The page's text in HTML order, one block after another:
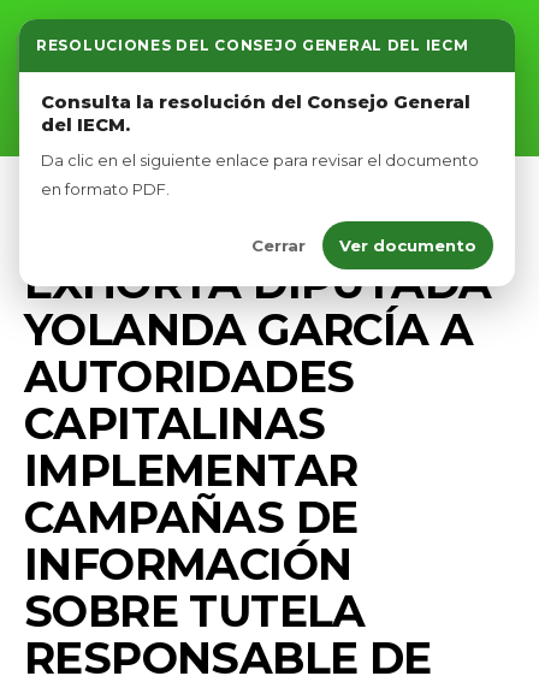
RESOLUCIONES DEL CONSEJO GENERAL DEL IECM
Consulta la resolución del Consejo General
del IECM.
Da clic en el siguiente enlace para revisar el documento
en formato PDF.
Cerrar Ver documento
Inicio
Nosotros
Afíliate
EXHORTA DIPUTADA
YOLANDA GARCÍA A
AUTORIDADES
CAPITALINAS
IMPLEMENTAR
CAMPAÑAS DE
INFORMACIÓN
SOBRE TUTELA
RESPONSABLE DE